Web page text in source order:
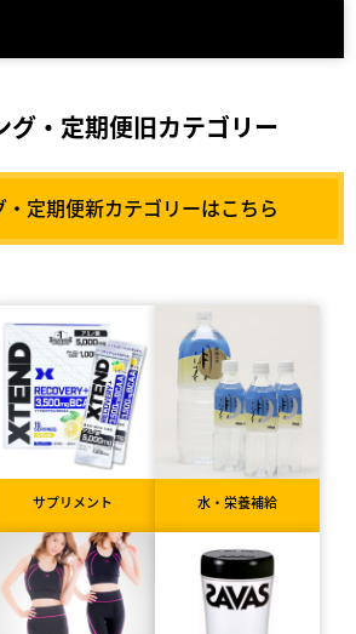
グ・定期便旧カテゴリー
定期便新カテゴリーはこちら
サプリメント 水・栄養補給